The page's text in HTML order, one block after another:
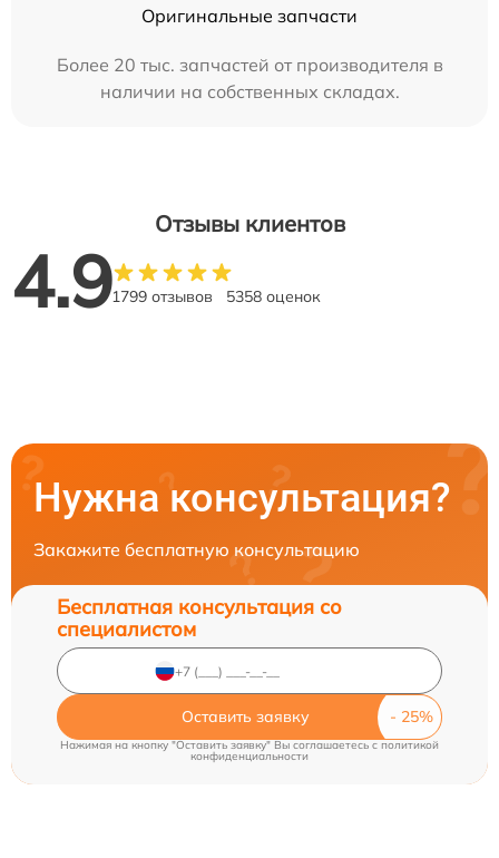
Оригинальные запчасти
Более 20 тыс. запчастей от производителя в
наличии на собственных складах.
Отзывы клиентов
4.91799 отзывов 5358 оценок
Нужна консультация?
Закажите бесплатную консультацию
Бесплатная консультация со
специалистом
Оставить заявку
Нажимая на кнопку "Оставить заявку" Вы соглашаетесь cполитикой
конфиденциальности